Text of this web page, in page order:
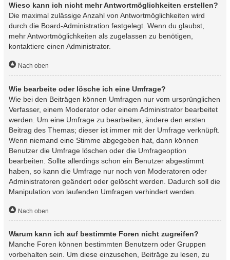
Wieso kann ich nicht mehr Antwortmöglichkeiten erstellen?
Die maximal zulässige Anzahl von Antwortmöglichkeiten wird
durch die Board-Administration festgelegt. Wenn du glaubst,
mehr Antwortmöglichkeiten als zugelassen zu benötigen,
kontaktiere einen Administrator.
Nach oben
Wie bearbeite oder lösche ich eine Umfrage?
Wie bei den Beiträgen können Umfragen nur vom ursprünglichen
Verfasser, einem Moderator oder einem Administrator bearbeitet
werden. Um eine Umfrage zu bearbeiten, ändere den ersten
Beitrag des Themas; dieser ist immer mit der Umfrage verknüpft.
Wenn niemand eine Stimme abgegeben hat, dann können
Benutzer die Umfrage löschen oder die Umfrageoption
bearbeiten. Sollte allerdings schon ein Benutzer abgestimmt
haben, so kann die Umfrage nur noch von Moderatoren oder
Administratoren geändert oder gelöscht werden. Dadurch soll die
Manipulation von laufenden Umfragen verhindert werden.
Nach oben
Warum kann ich auf bestimmte Foren nicht zugreifen?
Manche Foren können bestimmten Benutzern oder Gruppen
vorbehalten sein. Um diese einzusehen, Beiträge zu lesen, zu